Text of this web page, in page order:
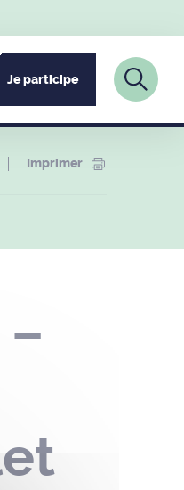
Je participe
Imprimer